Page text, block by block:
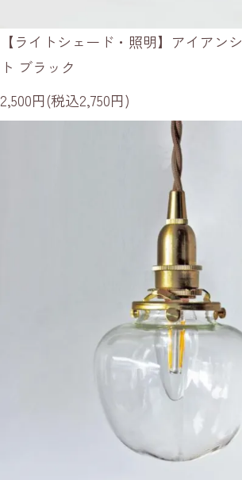
【ライトシェード・照明】アイアン
ト ブラック
2,500円(税込2,750円)